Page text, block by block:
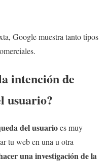
Google muestra tanto tipos
intención de
usuario?
del usuarioes muy
tu web en una u otra
una investigación de la